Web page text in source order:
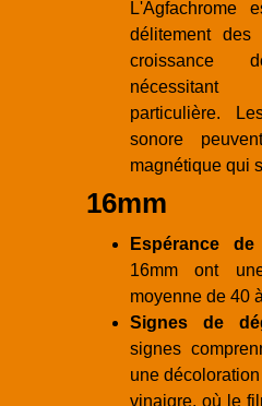
L'Agfachrome
délitement
croissance
nécessitant
particulière.
sonore
magnétique qui
16mm
Espérance
16mm ont
moyenne de 40
Signes de
signes
une
vinaigre, où le